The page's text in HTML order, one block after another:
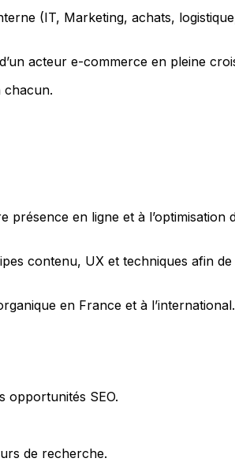
(IT, Marketing, achats,
acteur e-commerce en pleine
chacun.
en ligne et à l’optimisation
contenu, UX et techniques afin
en France et à l’international.
opportunités SEO.
de recherche.